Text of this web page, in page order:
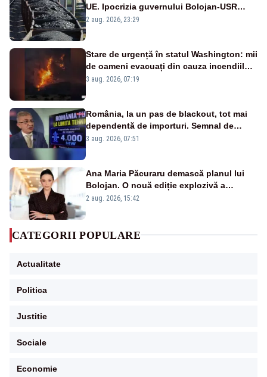
UE. Ipocrizia guvernului Bolojan-USR
după starea de alertă
2 aug. 2026, 23:29
Stare de urgență în statul Washington: mii
de oameni evacuați din cauza incendiilor
puternice de vegetație
3 aug. 2026, 07:19
România, la un pas de blackout, tot mai
dependentă de importuri. Semnal de
alarmă tras de un expert în energie
3 aug. 2026, 07:51
Ana Maria Păcuraru demască planul lui
Bolojan. O nouă ediție explozivă a
emisiunii „Miza Zilei” la Realitatea PLUS
2 aug. 2026, 15:42
CATEGORII POPULARE
Actualitate
Politica
Justitie
Sociale
Economie